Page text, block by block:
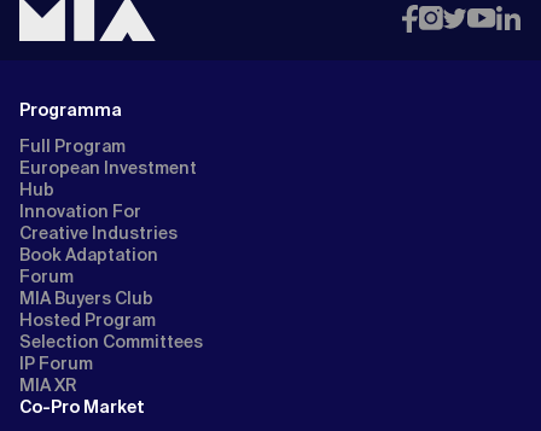
Programma
Full Program
European Investment
Hub
Innovation For
Creative Industries
Book Adaptation
Forum
MIA Buyers Club
Hosted Program
Selection Committees
IP Forum
MIA XR
Co-Pro Market